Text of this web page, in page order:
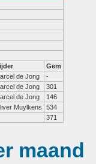
Gem
de Jong
-
de Jong
301
de Jong
146
Muylkens
534
371
maand